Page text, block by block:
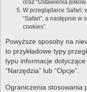
oraz “Ustawienia plików
W przeglądarce Safari:
“Safari”, a następnie w
cookies”.
Powyższe sposoby na
to przykładowe typy
typu informacje
“Narzędzia” lub “Opcje”.
Ograniczenia stosowania